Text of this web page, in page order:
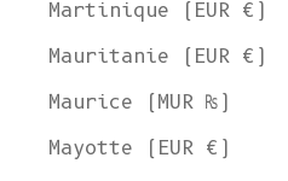
Martinique (EUR €)
Mauritanie (EUR €)
Maurice (MUR ₨)
Mayotte (EUR €)